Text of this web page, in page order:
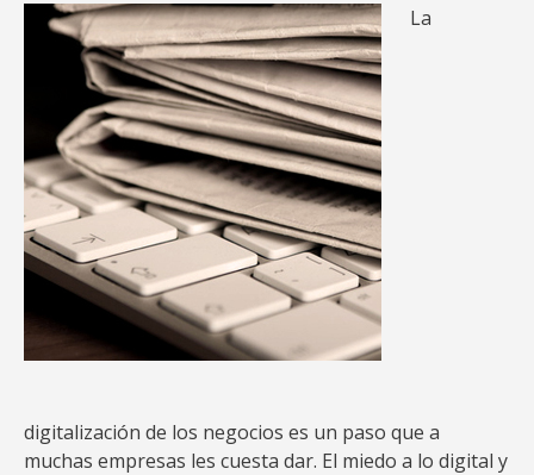
La
digitalización de los negocios es un paso que a
muchas empresas les cuesta dar. El miedo a lo digital y